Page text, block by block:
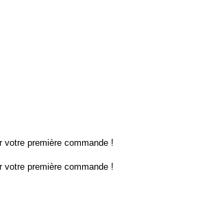
première commande !
première commande !